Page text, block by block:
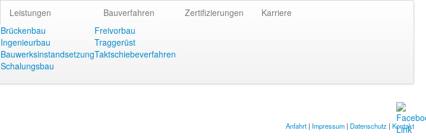
Leistungen
Brückenbau
Ingenieurbau
Bauwerksinstandsetzung
Schalungsbau
Bauverfahren
Freivorbau
Traggerüst
Taktschiebeverfahren
Zertifizierungen Karriere
Anfahrt | Impressum | Datenschutz | Kontakt